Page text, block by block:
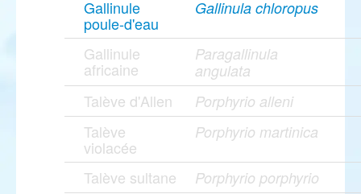
Gallinule
poule-d'eau
Gallinula chloropus
Gallinule
africaine
Paragallinula
angulata
Talève d'Allen Porphyrio alleni
Talève
violacée
Porphyrio martinica
Talève sultane Porphyrio porphyrio